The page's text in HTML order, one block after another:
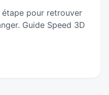
pour retrouver
Guide Speed 3D